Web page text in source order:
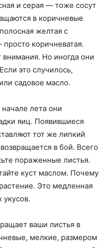
и серая — тоже сосут
в коричневые
желтая с
коричневатая.
Но иногда они
это случилось,
садовое масло.
лета они
яиц. Появившиеся
тот же липкий
в бой. Всего
пораженные листья.
куст маслом. Почему
Это медленная
укусов.
ваши листья в
мелкие, размером